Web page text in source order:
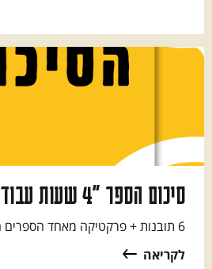
סיכום הספר ״4 שעות עבודה בשבוע״
6 תובנות + פרקטיקה מאחד הספרים הטובים שקראתי
לקריאה